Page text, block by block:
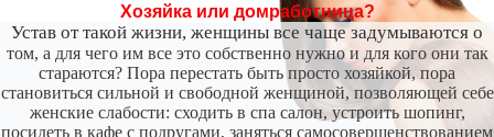
Хозяйка или домработница?
Устав от такой жизни, женщины все чаще задумываются о
том, а для чего им все это собственно нужно и для кого они так
стараются? Пора перестать быть просто хозяйкой, пора
становиться сильной и свободной женщиной, позволяющей себе
женские слабости: сходить в спа салон, устроить шопинг,
посидеть в кафе с подругами, заняться самосовершенствованием